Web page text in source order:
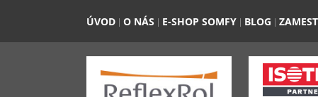
ÚVOD O NÁS E-SHOP SOMFY BLOG